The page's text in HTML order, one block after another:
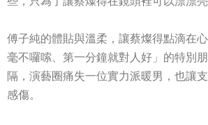
傅子純的體貼與溫柔，讓蔡燦得點滴在
毫不囉嗦、第一分鐘就對人好」的特別
隔，演藝圈痛失一位實力派暖男，也讓
感傷。